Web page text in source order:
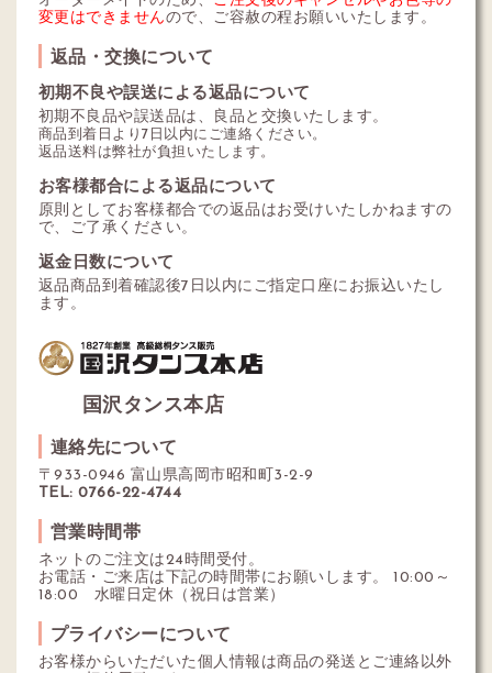
変更はできませんので、ご容赦の程お願いいたします。
返品・交換について
初期不良や誤送による返品について
初期不良品や誤送品は、良品と交換いたします。
商品到着日より7日以内にご連絡ください。
返品送料は弊社が負担いたします。
お客様都合による返品について
原則としてお客様都合での返品はお受けいたしかねますの
で、ご了承ください。
返金日数について
返品商品到着確認後7日以内にご指定口座にお振込いたし
ます。
国沢タンス本店
連絡先について
〒933-0946 富山県高岡市昭和町3-2-9
TEL: 0766-22-4744
営業時間帯
ネットのご注文は24時間受付。
お電話・ご来店は下記の時間帯にお願いします。 10:00～
18:00 水曜日定休（祝日は営業）
プライバシーについて
お客様からいただいた個人情報は商品の発送とご連絡以外